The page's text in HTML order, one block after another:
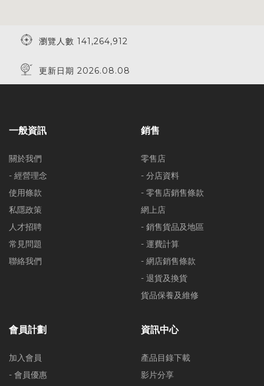
瀏覽人數 141,264,912
更新日期 2026.08.08
一般資訊
關於我們
- 經營理念
使用條款
私隱政策
人才招聘
常見問題
聯絡我們
銷售
零售店
- 分店資料
- 零售店銷售條款
網上店
- 銷售貨品及地區
- 運費計算
- 網店銷售條款
- 退貨及換貨
貨品保養及維修
會員計劃
加入會員
- 會員優惠
資訊中心
產品目錄下載
影片分享